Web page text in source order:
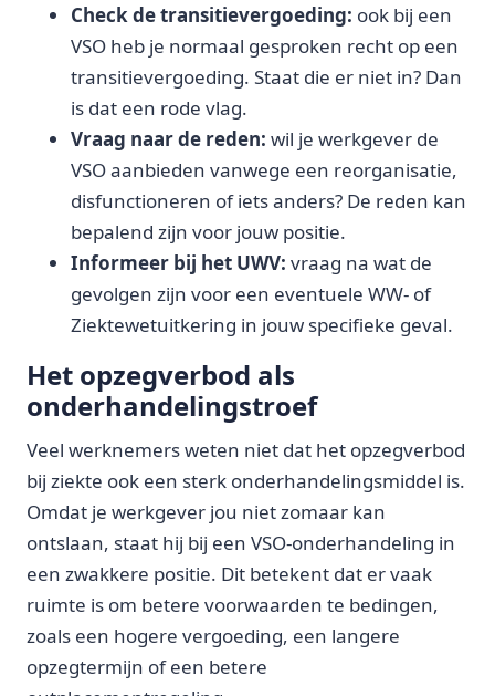
Check de transitievergoeding: ook bij een
VSO heb je normaal gesproken recht op een
transitievergoeding. Staat die er niet in? Dan
is dat een rode vlag.
Vraag naar de reden: wil je werkgever de
VSO aanbieden vanwege een reorganisatie,
disfunctioneren of iets anders? De reden kan
bepalend zijn voor jouw positie.
Informeer bij het UWV: vraag na wat de
gevolgen zijn voor een eventuele WW- of
Ziektewetuitkering in jouw specifieke geval.
Het opzegverbod als
onderhandelingstroef
Veel werknemers weten niet dat het opzegverbod
bij ziekte ook een sterk onderhandelingsmiddel is.
Omdat je werkgever jou niet zomaar kan
ontslaan, staat hij bij een VSO-onderhandeling in
een zwakkere positie. Dit betekent dat er vaak
ruimte is om betere voorwaarden te bedingen,
zoals een hogere vergoeding, een langere
opzegtermijn of een betere